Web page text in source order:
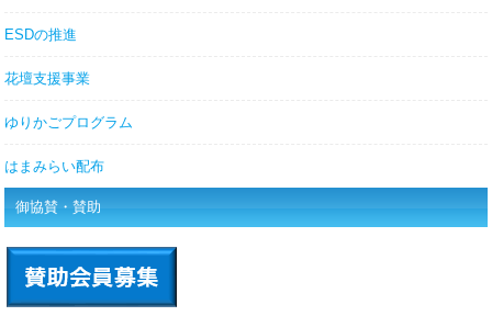
ESDの推進
花壇支援事業
ゆりかごプログラム
はまみらい配布
御協賛・賛助